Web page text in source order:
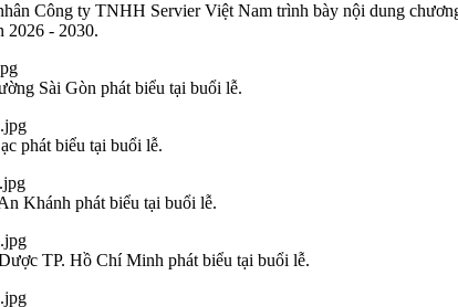
Công ty TNHH Servier Việt Nam trình bày nội dung
2026 - 2030.
Sài Gòn phát biểu tại buổi lễ.
phát biểu tại buổi lễ.
Khánh phát biểu tại buổi lễ.
TP. Hồ Chí Minh phát biểu tại buổi lễ.